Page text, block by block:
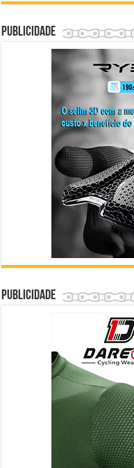
Publicidade
Publicidade